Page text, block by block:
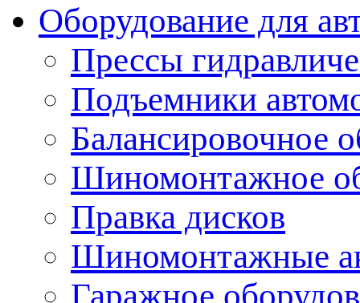
Оборудование для
Прессы
Подъемники
Балансировочное
Шиномонтажное
Правка дисков
Шиномонтажные
Гаражное